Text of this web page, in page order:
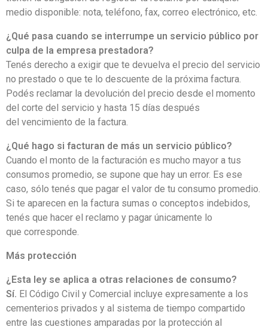
medio disponible: nota, teléfono, fax, correo electrónico, etc.
¿Qué pasa cuando se interrumpe un servicio público por
culpa de la empresa prestadora?
Tenés derecho a exigir que te devuelva el precio del servicio
no prestado o que te lo descuente de la próxima factura.
Podés reclamar la devolución del precio desde el momento
del corte del servicio y hasta 15 días después
del vencimiento de la factura.
¿Qué hago si facturan de más un servicio público?
Cuando el monto de la facturación es mucho mayor a tus
consumos promedio, se supone que hay un error. Es ese
caso, sólo tenés que pagar el valor de tu consumo promedio.
Si te aparecen en la factura sumas o conceptos indebidos,
tenés que hacer el reclamo y pagar únicamente lo
que corresponde.
Más protección
¿Esta ley se aplica a otras relaciones de consumo?
Sí. El Código Civil y Comercial incluye expresamente a los
cementerios privados y al sistema de tiempo compartido
entre las cuestiones amparadas por la protección al